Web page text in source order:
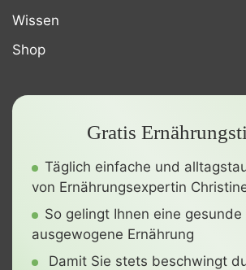
Wissen
Shop
Gratis
Täglich einfache und
von Ernährungsexpertin
So gelingt Ihnen eine gesunde
ausgewogene Ernährung
Damit Sie stets beschwingt